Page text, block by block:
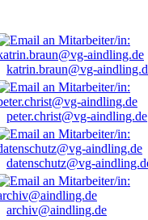
katrin.braun@vg-
peter.christ@vg-aindling.de
datenschutz@vg-
archiv@aindling.de